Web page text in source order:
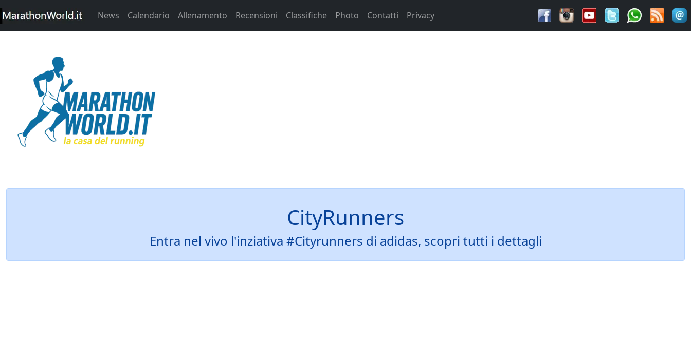
News Calendario Allenamento Recensioni Classifiche Photo Contatti Privacy
CityRunners
Entra nel vivo l'inziativa #Cityrunners di adidas, scopri tutti i dettagli